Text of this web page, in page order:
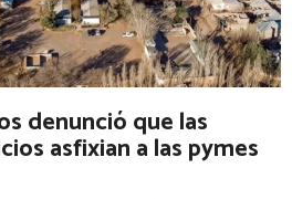
denunció que las
asfixian a las pymes